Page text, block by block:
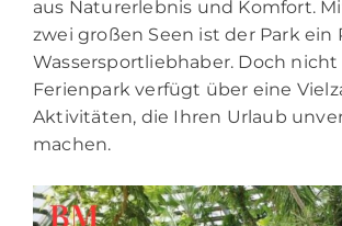
aus Naturerlebnis und Komfort.
zwei großen Seen ist der Park ein
Wassersportliebhaber. Doch nicht
Ferienpark verfügt über eine
Aktivitäten, die Ihren Urlaub
machen.